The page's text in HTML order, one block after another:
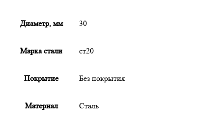
Диаметр, мм 30
Марка стали ст20
Покрытие Без покрытия
Материал Сталь